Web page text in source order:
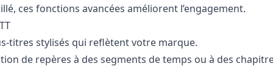
ces fonctions avancées améliorent l’engagement.
titres stylisés qui reflètent votre marque.
de repères à des segments de temps ou à des